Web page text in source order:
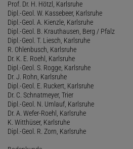
Prof. Dr. H. Hötzl, Karlsruhe
Dipl.-Geol. W. Kassebeer, Karlsruhe
Dipl.-Geol. A. Kienzle, Karlsruhe
Dipl.-Geol. B. Krauthausen, Berg / Pfalz
Dipl.-Geol. T. Liesch, Karlsruhe
R. Ohlenbusch, Karlsruhe
Dr. K. E. Roehl, Karlsruhe
Dipl.-Geol. S. Rogge, Karlsruhe
Dr. J. Rohn, Karlsruhe
Dipl.-Geol. E. Ruckert, Karlsruhe
Dr. C. Schnatmeyer, Trier
Dipl.-Geol. N. Umlauf, Karlsruhe
Dr. A. Wefer-Roehl, Karlsruhe
K. Witthüser, Karlsruhe
Dipl.-Geol. R. Zorn, Karlsruhe